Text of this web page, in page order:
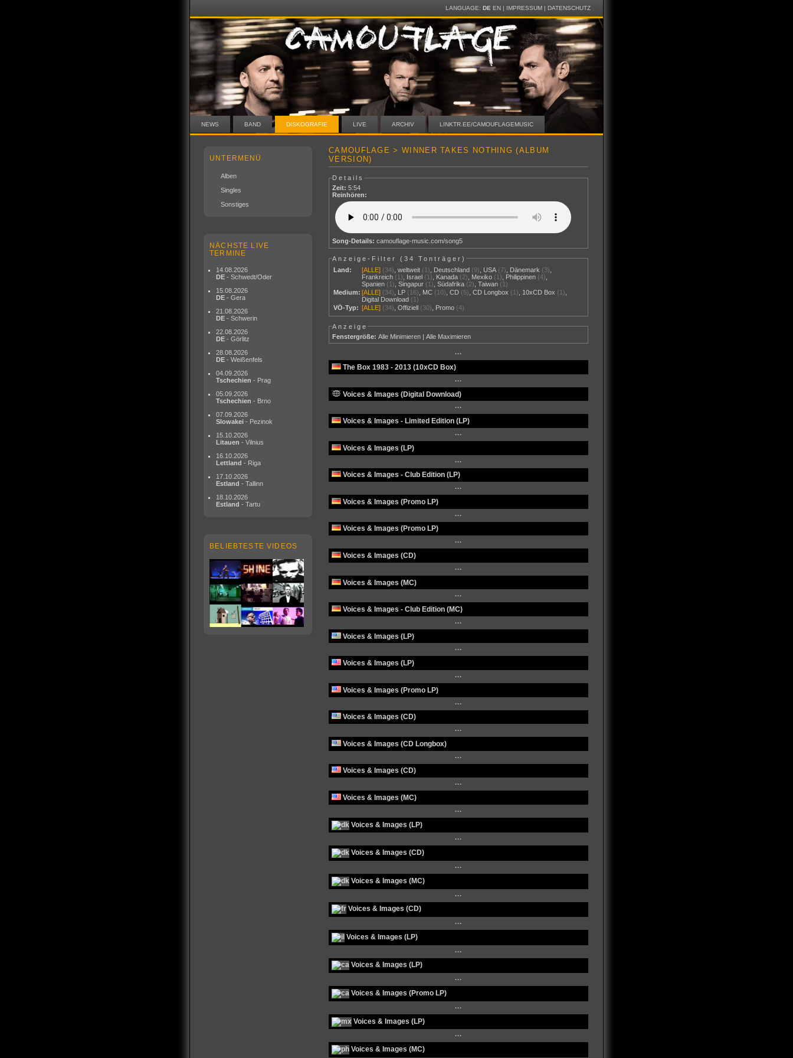
LANGUAGE: DE EN| IMPRESSUM| DATENSCHUTZ
NEWS BAND DISKOGRAFIE LIVE ARCHIV LINKTR.EE/CAMOUFLAGEMUSIC
UNTERMENÜ
Alben
Singles
Sonstiges
NÄCHSTE LIVE
TERMINE
14.08.2026
DE - Schwedt/Oder
15.08.2026
DE - Gera
21.08.2026
DE - Schwerin
22.08.2026
DE - Görlitz
28.08.2026
DE - Weißenfels
04.09.2026
Tschechien - Prag
05.09.2026
Tschechien - Brno
07.09.2026
Slowakei - Pezinok
15.10.2026
Litauen - Vilnius
16.10.2026
Lettland - Riga
17.10.2026
Estland - Tallinn
18.10.2026
Estland - Tartu
BELIEBTESTE VIDEOS
CAMOUFLAGE > WINNER TAKES NOTHING (ALBUM
VERSION)
Details
Zeit: 5:54
Reinhören:
Song-Details: camouflage-music.com/song5
Anzeige-Filter (34 Tonträger)
Land:
[ALLE] (34) ,weltweit (1) Deutschland (9) USA (7) Dänemark (3)
Frankreich (1) Israel (1) Kanada (2) Mexiko (1) Philippinen (4)
Spanien (1) ,Singapur (1) ,Südafrika (2) ,Taiwan (1)
Medium: [ALLE] (34) LP (16) MC (10) ,CD (5) ,CD Longbox (1) 10xCD Box (1)
Digital Download (1)
VÖ-Typ: [ALLE] (34) ,Offiziell (30) Promo (4)
Anzeige
Fenstergröße: Alle Minimieren |Alle Maximieren
···
The Box 1983 - 2013 (10xCD Box)
···
Voices & Images (Digital Download)
···
Voices & Images - Limited Edition (LP)
···
Voices & Images (LP)
···
Voices & Images - Club Edition (LP)
···
Voices & Images (Promo LP)
···
Voices & Images (Promo LP)
···
Voices & Images (CD)
···
Voices & Images (MC)
···
Voices & Images - Club Edition (MC)
···
Voices & Images (LP)
···
Voices & Images (LP)
···
Voices & Images (Promo LP)
···
Voices & Images (CD)
···
Voices & Images (CD Longbox)
···
Voices & Images (CD)
···
Voices & Images (MC)
···
Voices & Images (LP)
···
Voices & Images (CD)
···
Voices & Images (MC)
···
Voices & Images (CD)
···
Voices & Images (LP)
···
Voices & Images (LP)
···
Voices & Images (Promo LP)
···
Voices & Images (LP)
···
Voices & Images (MC)